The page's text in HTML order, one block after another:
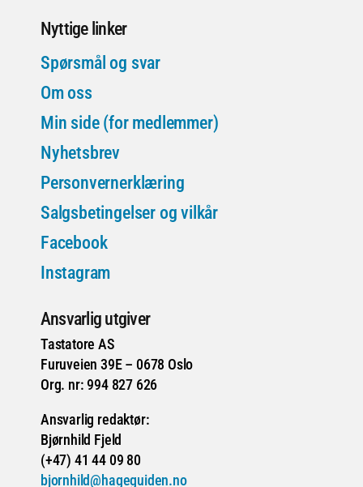
Nyttige linker
Spørsmål og svar
Om oss
Min side (for medlemmer)
Nyhetsbrev
Personvernerklæring
Salgsbetingelser og vilkår
Facebook
Instagram
Ansvarlig utgiver
Tastatore AS
Furuveien 39E – 0678 Oslo
Org. nr: 994 827 626
Ansvarlig redaktør:
Bjørnhild Fjeld
(+47) 41 44 09 80
bjornhild@hageguiden.no